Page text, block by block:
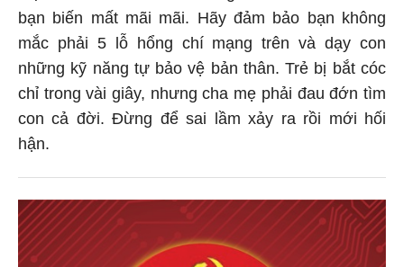
bạn biến mất mãi mãi. Hãy đảm bảo bạn không
mắc phải 5 lỗ hổng chí mạng trên và dạy con
những kỹ năng tự bảo vệ bản thân. Trẻ bị bắt cóc
chỉ trong vài giây, nhưng cha mẹ phải đau đớn tìm
con cả đời. Đừng để sai lầm xảy ra rồi mới hối
hận.